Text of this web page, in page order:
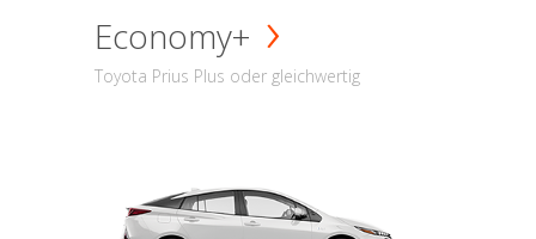
Economy+
Toyota Prius Plus oder gleichwertig